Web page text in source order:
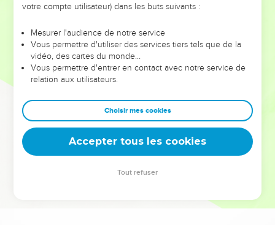
leur foi ou leur vision. Mais on voit moins les doutes, les erreurs
et les saisons difficiles qu'ils ont traversés, alors même que ce
sont elles qui les ont façonnés.
Dans cette conférence, leaders, entrepreneurs, et responsables
clés pour avancer avec plus de sagesse afin que leurs erreurs
deviennent vos tremplins. Que vous guidiez un ministère, une
équipe, un groupe ou une famille, leur expérience est faite
votre compte utilisateur) dans les buts suivants :
Mesurer l'audience de notre service
Vous permettre d'utiliser des services tiers tels que de la
vidéo, des cartes du monde…
Vous permettre d'entrer en contact avec notre service de
relation aux utilisateurs.
Choisir mes cookies
Accepter tous les cookies
Tout refuser